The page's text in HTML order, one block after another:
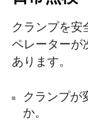
クランプを
ペレーターが
あります。
クランプが
か。